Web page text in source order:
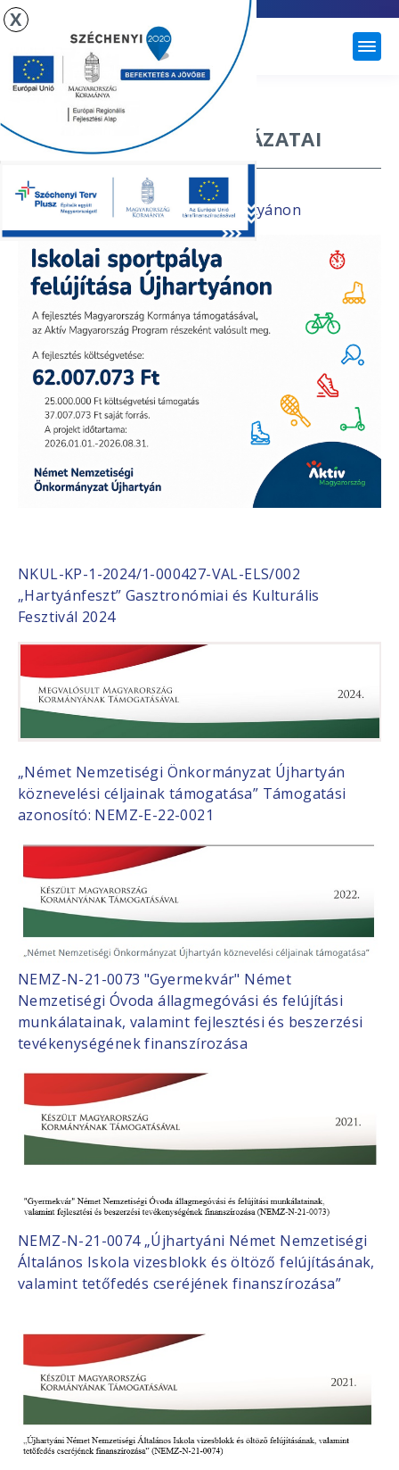
ÚJHARTYÁN
NÉMET NEMZETISÉGI
ÖNKORMÁNYZAT PÁLYÁZATAI
Iskola sportpálya felújítása Újhartyánon
NKUL-KP-1-2024/1-000427-VAL-ELS/002
„Hartyánfeszt” Gasztronómiai és Kulturális
Fesztivál 2024
„Német Nemzetiségi Önkormányzat Újhartyán
köznevelési céljainak támogatása” Támogatási
azonosító: NEMZ-E-22-0021
NEMZ-N-21-0073 "Gyermekvár" Német
Nemzetiségi Óvoda állagmegóvási és felújítási
munkálatainak, valamint fejlesztési és beszerzési
tevékenységének finanszírozása
NEMZ-N-21-0074 „Újhartyáni Német Nemzetiségi
Általános Iskola vizesblokk és öltöző felújításának,
valamint tetőfedés cseréjének finanszírozása”
X